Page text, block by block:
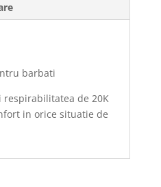
barbati
de 20K
in orice situatie de